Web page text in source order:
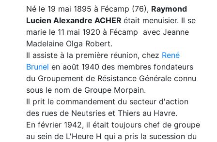
Né le 19 mai 1895 à Fécamp (76), Raymond
Lucien Alexandre ACHER était menuisier. Il se
marie le 11 mai 1920 à Fécamp avec Jeanne
Madelaine Olga Robert.
Il assiste à la première réunion, chez René
Brunel en août 1940 des membres fondateurs
du Groupement de Résistance Générale connu
sous le nom de Groupe Morpain.
Il prit le commandement du secteur d'action
des rues de Neutsries et Thiers au Havre.
En février 1942, il était toujours chef de groupe
au sein de L'Heure H qui a pris la sucession du